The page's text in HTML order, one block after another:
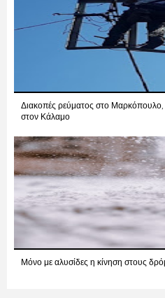
Διακοπές ρεύματος στο Μαρκόπουλο,
στον Κάλαμο
Μόνο με αλυσίδες η κίνηση στους